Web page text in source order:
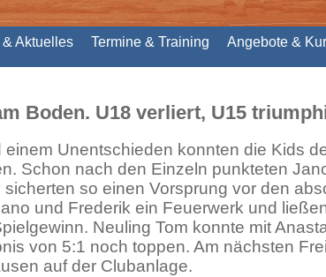
& Aktuelles Termine & Training Angebote &
Boden. U18 verliert, U15
Unentschieden konnten die Kids
Schon nach den Einzeln punkteten
so einen Vorsprung vor den
und Frederik ein Feuerwerk und
Neuling Tom konnte mit
von 5:1 noch toppen. Am nächsten
auf der Clubanlage.